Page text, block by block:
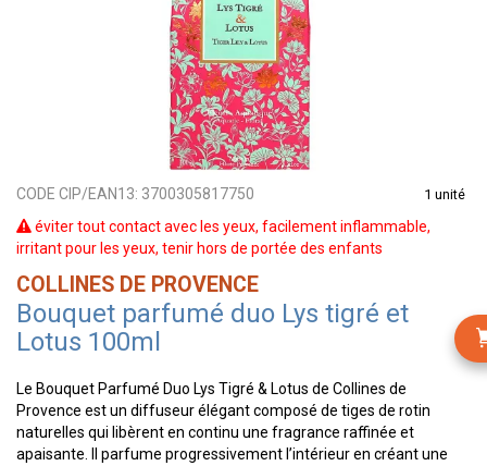
CODE CIP/EAN13: 3700305817750 1 unité
éviter tout contact avec les yeux, facilement inflammable,
irritant pour les yeux, tenir hors de portée des enfants
COLLINES DE PROVENCE
Bouquet parfumé duo Lys tigré et
Lotus 100ml
Le Bouquet Parfumé Duo Lys Tigré & Lotus de Collines de
Provence est un diffuseur élégant composé de tiges de rotin
naturelles qui libèrent en continu une fragrance raffinée et
apaisante. Il parfume progressivement l’intérieur en créant une